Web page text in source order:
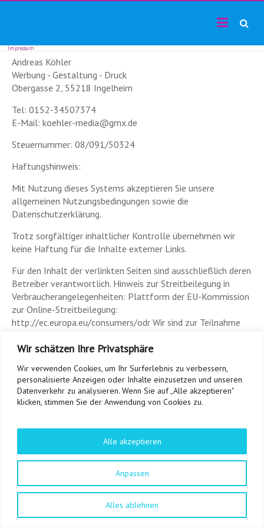
Wir schätzen Ihre Privatsphäre
Wir verwenden Cookies, um Ihr Surferlebnis zu verbessern,
personalisierte Anzeigen oder Inhalte einzusetzen und unseren
Datenverkehr zu analysieren. Wenn Sie auf „Alle akzeptieren"
klicken, stimmen Sie der Anwendung von Cookies zu.
Anpassen
Alles ablehnen
Alle akzeptieren
Impressum
Andreas Köhler
Werbung - Gestaltung - Druck
Obergasse 2, 55218 Ingelheim
Tel: 0152-34507374
E-Mail: koehler-media@gmx.de
Steuernummer: 08/091/50324
Haftungshinweis:
Mit Nutzung dieses Systems akzeptieren Sie unsere
allgemeinen Nutzungsbedingungen sowie die
Datenschutzerklärung.
Trotz sorgfältiger inhaltlicher Kontrolle übernehmen wir
keine Haftung für die Inhalte externer Links.
Für den Inhalt der verlinkten Seiten sind ausschließlich deren
Betreiber verantwortlich. Hinweis zur Streitbeilegung in
Verbraucherangelegenheiten: Plattform der EU-Kommission
zur Online-Streitbeilegung:
http://ec.europa.eu/consumers/odr Wir sind zur Teilnahme
Verbraucherschlichtungsstelle weder verpflichtet noch
Datenschutzerklärung:Datenschutz
Copyright © 2026TF24magazin. All rights reserved.
Theme:Explorevon ThemeGrill Präsentiert vonWordPress.
Datenschutzerklärung